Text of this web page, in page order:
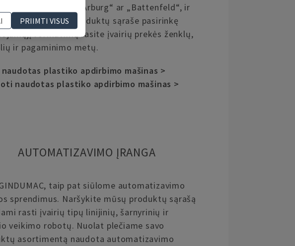
ENGEL, „Arburg“ ar „Battenfeld“, ir
Mūsų produktų sąraše pasirinkę
formavimą rasite įvairių prekės ženklų,
ir pagaminimo metų.
plastiko apdirbimo mašinas >
naudotas plastiko apdirbimo mašinas >
AUTOMATIZAVIMO ĮRANGA
taip pat siūlome automatizavimo
sprendimus. Naršykite mūsų produktų sąrašą
rasti įvairių tipų linijinių, šarnyrinių ir
veikimo robotų. Nuolat plečiame savo
asortimentą naudota automatizavimo
PRIIMTI VISUS